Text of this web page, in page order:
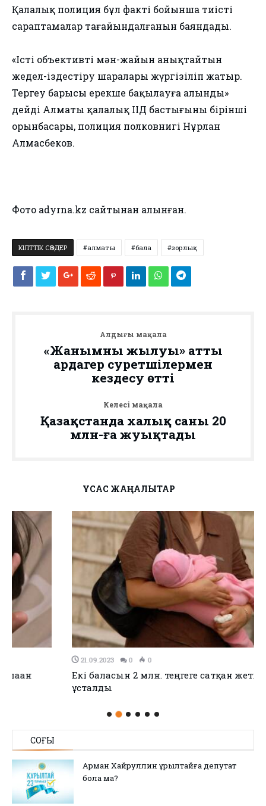
Қалалық полиция бұл факті бойынша тиісті
сараптамалар тағайындалғанын баяндады.
«Істің объективті мән-жайын анықтайтын
жедел-іздестіру шаралары жүргізіліп жатыр.
Тергеу барысы ерекше бақылауға алынды»
дейді Алматы қалалық ІІД бастығының бірінші
орынбасары, полиция полковнигі Нұрлан
Алмасбеков.
Фото adyrna.kz сайтынан алынған.
КІЛТТІК СӨЗДЕР алматы бала зорлық
Алдыңғы мақала
«Жанымның жылуы» атты
ардагер суретшілермен
кездесу өтті
Келесі мақала
Қазақстанда халық саны 20
млн-ға жуықтады
ҰҚСАС ЖАҢАЛЫҚТАР
0 0
Екі баласын 2 млн. теңгеге сатқан жетісулық әйел
СОҢҒЫ
Арман Хайруллин Құрылтайға депутат
бола ма?